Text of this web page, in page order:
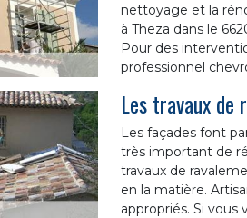
nettoyage et la
à Theza dans le
Pour des
professionnel
Les travaux de
Les façades font
très important de
travaux de
en la matière.
appropriés. Si